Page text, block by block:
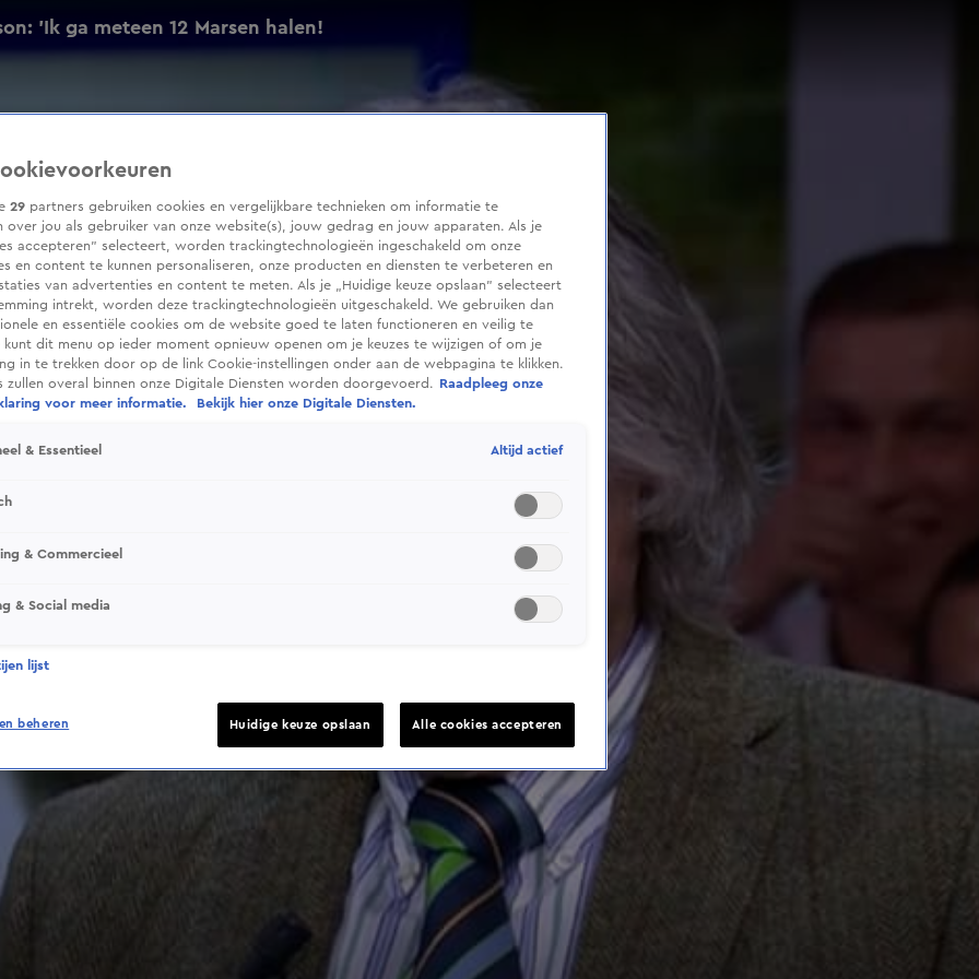
'Ik ga meteen 12 Marsen halen!
29 partners gebruiken cookies en vergelijkbare technieken om informatie te
over jou als gebruiker van onze website(s), jouw gedrag en jouw apparaten. Als je
accepteren” selecteert, worden trackingtechnologieën ingeschakeld om onze
en content te kunnen personaliseren, onze producten en diensten te verbeteren en
van advertenties en content te meten. Als je „Huidige keuze opslaan” selecteert
intrekt, worden deze trackingtechnologieën uitgeschakeld. We gebruiken dan
en essentiële cookies om de website goed te laten functioneren en veilig te
kunt dit menu op ieder moment opnieuw openen om je keuzes te wijzigen of om je
in te trekken door op de link Cookie-instellingen onder aan de webpagina te klikken.
zullen overal binnen onze Digitale Diensten worden doorgevoerd.
Raadpleeg onze
voor meer informatie.
Bekijk hier onze Digitale Diensten.
& Essentieel Altijd actief
& Commercieel
& Social media
lijst
beheren Huidige keuze opslaan Alle cookies accepteren